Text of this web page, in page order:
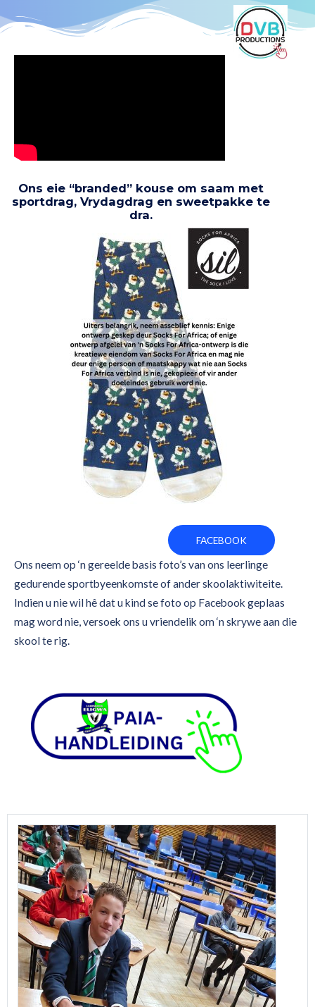
Ons eie “branded” kouse om saam met
sportdrag, Vrydagdrag en sweetpakke te
dra.
FACEBOOK
Ons neem op ‘n gereelde basis foto’s van ons leerlinge
gedurende sportbyeenkomste of ander skoolaktiwiteite.
Indien u nie wil hê dat u kind se foto op Facebook geplaas
mag word nie, versoek ons u vriendelik om ‘n skrywe aan die
skool te rig.